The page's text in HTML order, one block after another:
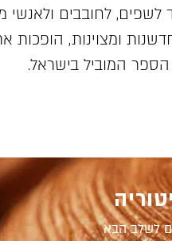
לשפים, לחובבים
ומצוינות, הופכות
הספר המוביל בישראל.
לשלב הבא